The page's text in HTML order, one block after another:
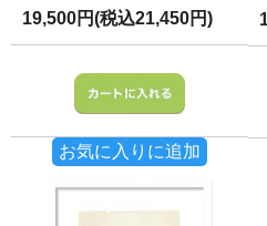
19,500円(税込21,450円)
お気に入りに追加